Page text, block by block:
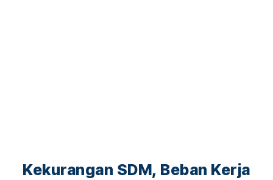
Kekurangan SDM, Beban Kerja